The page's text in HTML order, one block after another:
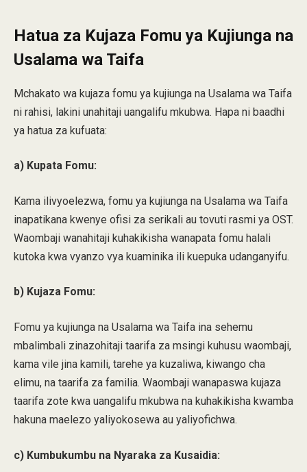
Hatua za Kujaza Fomu ya Kujiunga na
Usalama wa Taifa
Mchakato wa kujaza fomu ya kujiunga na Usalama wa Taifa
ni rahisi, lakini unahitaji uangalifu mkubwa. Hapa ni baadhi
ya hatua za kufuata:
a) Kupata Fomu:
Kama ilivyoelezwa, fomu ya kujiunga na Usalama wa Taifa
inapatikana kwenye ofisi za serikali au tovuti rasmi ya OST.
Waombaji wanahitaji kuhakikisha wanapata fomu halali
kutoka kwa vyanzo vya kuaminika ili kuepuka udanganyifu.
b) Kujaza Fomu:
Fomu ya kujiunga na Usalama wa Taifa ina sehemu
mbalimbali zinazohitaji taarifa za msingi kuhusu waombaji,
kama vile jina kamili, tarehe ya kuzaliwa, kiwango cha
elimu, na taarifa za familia. Waombaji wanapaswa kujaza
taarifa zote kwa uangalifu mkubwa na kuhakikisha kwamba
hakuna maelezo yaliyokosewa au yaliyofichwa.
c) Kumbukumbu na Nyaraka za Kusaidia: